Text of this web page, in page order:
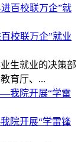
校联万企”就业
生就业的决策部
育厅、...
院开展“学雷锋